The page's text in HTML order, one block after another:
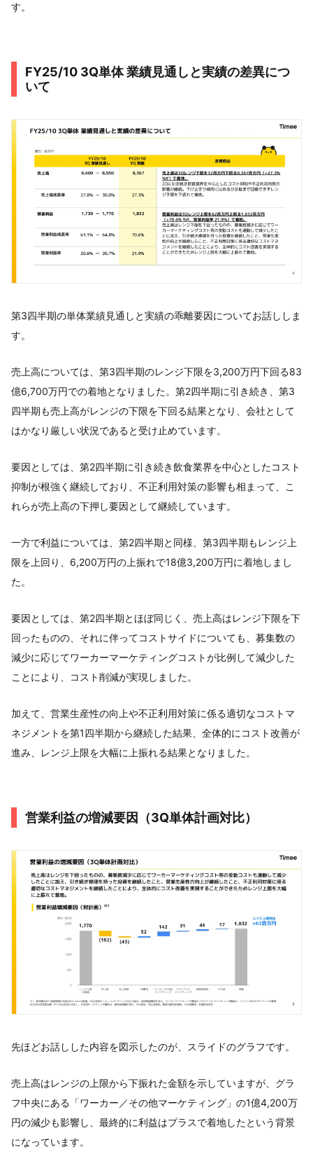
す。
FY25/10 3Q単体 業績見通しと実績の差異につ
いて
第3四半期の単体業績見通しと実績の乖離要因についてお話ししま
す。
売上高については、第3四半期のレンジ下限を3,200万円下回る83
億6,700万円での着地となりました。第2四半期に引き続き、第3
四半期も売上高がレンジの下限を下回る結果となり、会社として
はかなり厳しい状況であると受け止めています。
要因としては、第2四半期に引き続き飲食業界を中心としたコスト
抑制が根強く継続しており、不正利用対策の影響も相まって、こ
れらが売上高の下押し要因として継続しています。
一方で利益については、第2四半期と同様、第3四半期もレンジ上
限を上回り、6,200万円の上振れで18億3,200万円に着地しまし
た。
要因としては、第2四半期とほぼ同じく、売上高はレンジ下限を下
回ったものの、それに伴ってコストサイドについても、募集数の
減少に応じてワーカーマーケティングコストが比例して減少した
ことにより、コスト削減が実現しました。
加えて、営業生産性の向上や不正利用対策に係る適切なコストマ
ネジメントを第1四半期から継続した結果、全体的にコスト改善が
進み、レンジ上限を大幅に上振れる結果となりました。
営業利益の増減要因（3Q単体計画対比）
先ほどお話しした内容を図示したのが、スライドのグラフです。
売上高はレンジの上限から下振れた金額を示していますが、グラ
フ中央にある「ワーカー／その他マーケティング」の1億4,200万
円の減少も影響し、最終的に利益はプラスで着地したという背景
になっています。